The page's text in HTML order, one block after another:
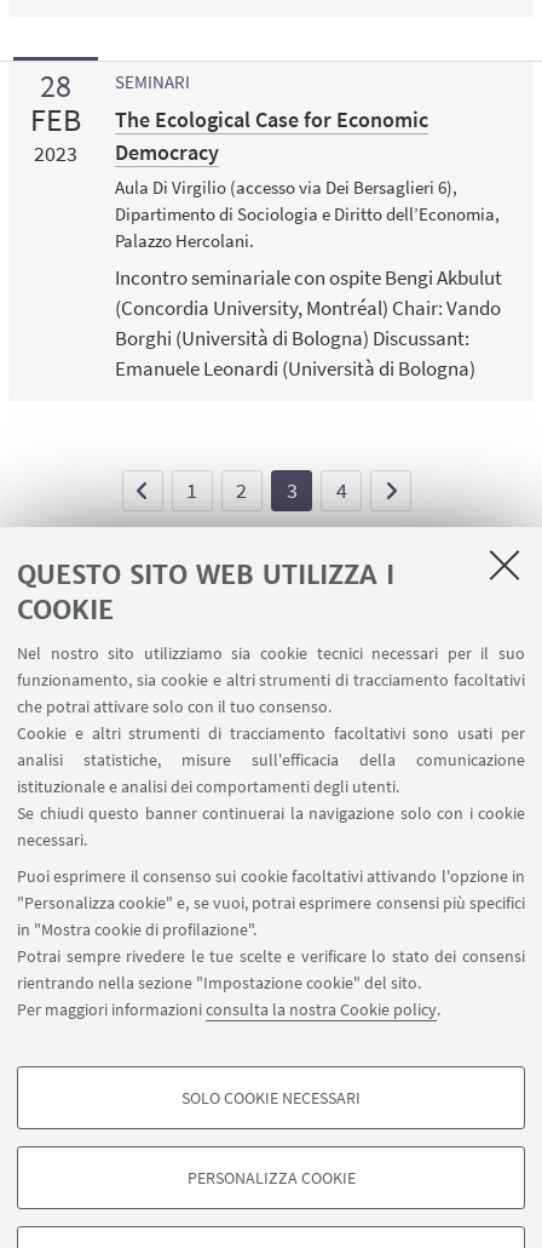
QUESTO SITO WEB UTILIZZA I
COOKIE
Nel nostro sito utilizziamo sia cookie tecnici necessari per il suo
funzionamento, sia cookie e altri strumenti di tracciamento facoltativi
che potrai attivare solo con il tuo consenso.
Cookie e altri strumenti di tracciamento facoltativi sono usati per
analisi statistiche, misure sull'efficacia della comunicazione
istituzionale e analisi dei comportamenti degli utenti.
Se chiudi questo banner continuerai la navigazione solo con i cookie
necessari.
Puoi esprimere il consenso sui cookie facoltativi attivando l'opzione in
"Personalizza cookie" e, se vuoi, potrai esprimere consensi più specifici
in "Mostra cookie di profilazione".
Potrai sempre rivedere le tue scelte e verificare lo stato dei consensi
rientrando nella sezione "Impostazione cookie" del sito.
Per maggiori informazioniconsulta la nostra Cookie policy.
COOKIE DI PROFILAZIONE - FACOLTATIVI
degli utenti, creare profili in base al loro comportamento sul sito, per analisi
di marketing.
SOLO COOKIE NECESSARI
PERSONALIZZA COOKIE
28
FEB
2023
SEMINARI
The Ecological Case for Economic
Democracy
Aula Di Virgilio (accesso via Dei Bersaglieri 6),
Dipartimento di Sociologia e Diritto dell’Economia,
Palazzo Hercolani.
Incontro seminariale con ospite Bengi Akbulut
(Concordia University, Montréal) Chair: Vando
Borghi (Università di Bologna) Discussant:
Emanuele Leonardi (Università di Bologna)
1 2 3 4
Contatti
Area riservata
SEGUI IL DIPARTIMENTO SU:
SEGUI UNIBO SU:
APP:
©Copyright 2026 - ALMA MATER STUDIORUM - Università di
Bologna - Via Zamboni, 33 - 40126 Bologna - PI: 01131710376 - CF:
80007010376
Privacy
Note legali
Informazioni sul sito e accessibilità